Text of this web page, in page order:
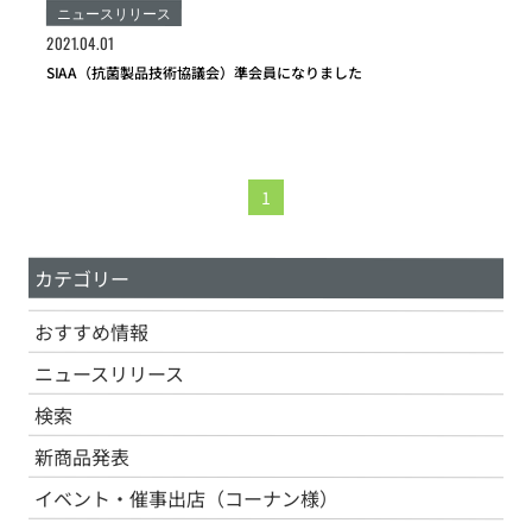
カテゴリー
おすすめ情報
ニュースリリース
検索
新商品発表
イベント・催事出店（コーナン様）
ニュースリリース
2021.04.01
SIAA（抗菌製品技術協議会）準会員になりました
1